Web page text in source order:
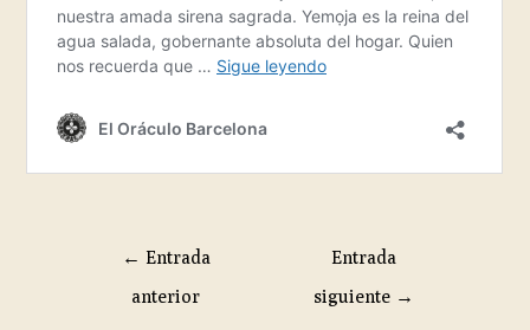
← Entrada
anterior
Entrada
siguiente →